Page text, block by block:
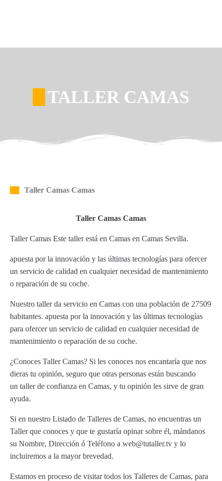
TALLER CAMAS
Taller Camas Camas
Taller Camas Camas
Taller Camas Este taller está en Camas en Camas Sevilla.
apuesta por la innovación y las últimas tecnologías para ofercer
un servicio de calidad en cualquier necesidad de mantenimiento
o reparación de su coche.
Nuestro taller da servicio en Camas con una población de 27509
habitantes. apuesta por la innovación y las últimas tecnologías
para ofercer un servicio de calidad en cualquier necesidad de
mantenimiento o reparación de su coche.
¿Conoces Taller Camas? Si les conoces nos encantaría que nos
dieras tu opinión, seguro que otras personas están buscando
un taller de confianza en Camas, y tu opinión les sirve de gran
ayuda.
Si en nuestro Listado de Talleres de Camas, no encuentras un
Taller que conoces y que te gustaría opinar sobre él, mándanos
su Nombre, Dirección ó Teléfono a web@tutaller.tv y lo
incluiremos a la mayor brevedad.
Estamos en proceso de visitar todos los Talleres de Camas, para